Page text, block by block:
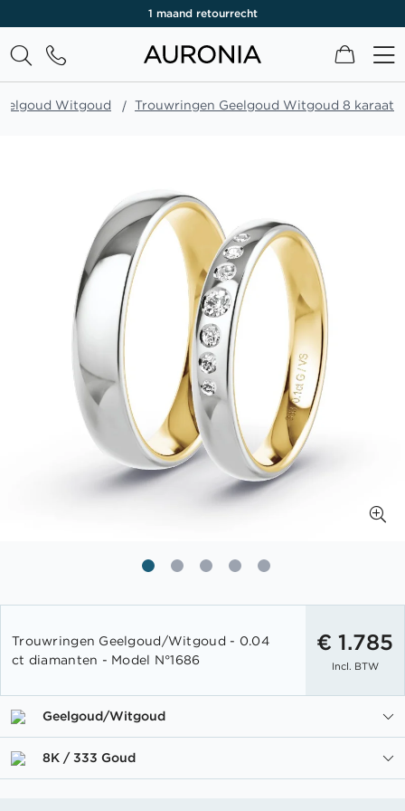
1 maand retourrecht
Witgoud Trouwringen Geelgoud Witgoud 8 karaat
afbeeldingen-
het
begin
de
afbeeldingen-
Trouwringen Geelgoud/Witgoud - 0.04
ct diamanten - Model N°1686
€ 1.785
Incl. BTW
Geelgoud/Witgoud
8K / 333 Goud